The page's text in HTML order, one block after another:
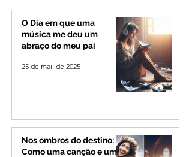
permanecerá no
Senado
O Dia em que uma
música me deu um
abraço do meu pai
25 de mai. de 2025
Nos ombros do destino:
Como uma canção e um